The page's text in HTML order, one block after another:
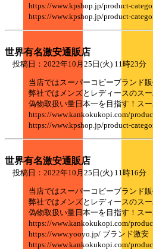
https://www.kpshop.jp/product-
https://www.kpshop.jp/product-
世界有名激安通販店
投稿日：2022年10月25日(火) 11時23分
当店ではスーパーコピーブランド
弊社ではメンズとレディースのス
偽物取扱い量日本一を目指す！ス
https://www.kankokukopi.com/
https://www.kpshop.jp/product-
世界有名激安通販店
投稿日：2022年10月25日(火) 11時16分
当店ではスーパーコピーブランド
弊社ではメンズとレディースのス
偽物取扱い量日本一を目指す！ス
https://www.kankokukopi.com/
https://www.yooyo.jp/ ブランド激安
https://www.kankokukopi.com/